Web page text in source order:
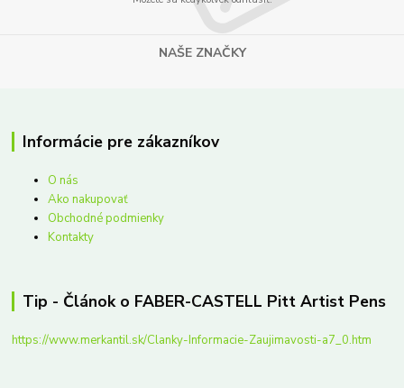
NAŠE ZNAČKY
Informácie pre zákazníkov
O nás
Ako nakupovať
Obchodné podmienky
Kontakty
Tip - Článok o FABER-CASTELL Pitt Artist Pens
https://www.merkantil.sk/Clanky-Informacie-Zaujimavosti-a7_0.htm